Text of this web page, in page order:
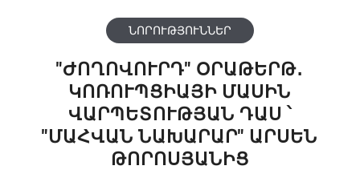
"ԺՈՂՈՎՈՒՐԴ" ՕՐԱԹԵՐԹ․
ԿՈՌՈՒՊՑԻԱՅԻ ՄԱՍԻՆ
ՎԱՐՊԵՏՈՒԹՅԱՆ ԴԱՍ ՝
"ՄԱՀՎԱՆ ՆԱԽԱՐԱՐ" ԱՐՍԵՆ
ԹՈՐՈՍՅԱՆԻՑ
ՆՈՐՈՒԹՅՈՒՆՆԵՐ